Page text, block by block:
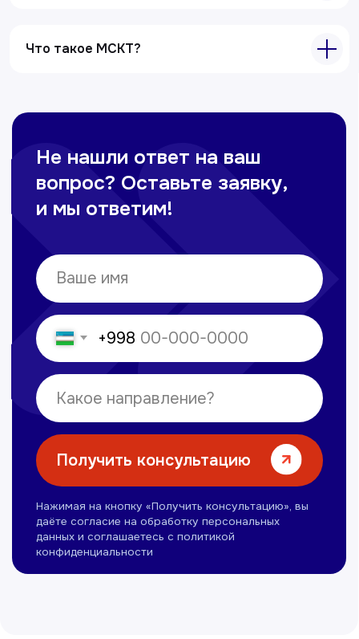
Что такое МСКТ?
Все услуги
+998 71 207-93-94
Политика обработки персональных данных
© Copyright — 2025, TTD